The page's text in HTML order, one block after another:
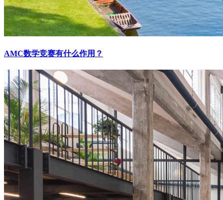
AMC数学竞赛有什么作用？